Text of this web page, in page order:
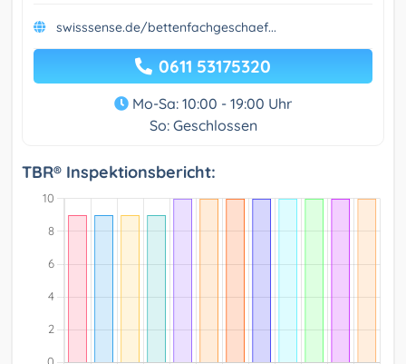
swisssense.de/bettenfachgeschaef...
0611 53175320
Mo-Sa: 10:00 - 19:00 Uhr
So: Geschlossen
TBR® Inspektionsbericht: